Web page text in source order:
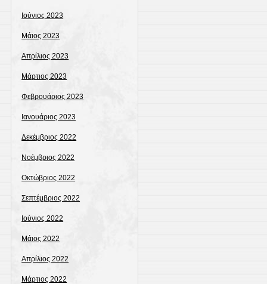
Ιούνιος 2023
Μάιος 2023
Απρίλιος 2023
Μάρτιος 2023
Φεβρουάριος 2023
Ιανουάριος 2023
Δεκέμβριος 2022
Νοέμβριος 2022
Οκτώβριος 2022
Σεπτέμβριος 2022
Ιούνιος 2022
Μάιος 2022
Απρίλιος 2022
Μάρτιος 2022